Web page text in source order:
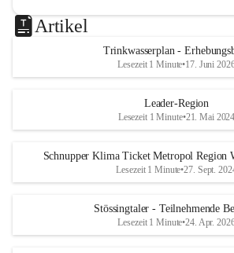
Artikel
Trinkwasserplan -
Lesezeit 1 Minute•17. Juni
Leader-Region
Lesezeit 1 Minute•21. Mai 2024
Schnupper Klima Ticket Metropol Region
Lesezeit 1 Minute•27. Sept.
Stössingtaler - Teilnehmende
Lesezeit 1 Minute•24. Apr.